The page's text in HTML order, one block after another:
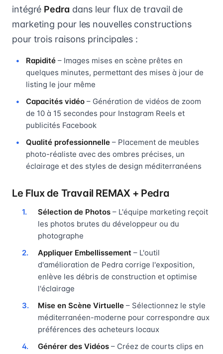
intégré Pedra dans leur flux de travail de
marketing pour les nouvelles constructions
pour trois raisons principales :
Rapidité – Images mises en scène prêtes en
quelques minutes, permettant des mises à jour de
listing le jour même
Capacités vidéo – Génération de vidéos de zoom
de 10 à 15 secondes pour Instagram Reels et
publicités Facebook
Qualité professionnelle – Placement de meubles
photo-réaliste avec des ombres précises, un
éclairage et des styles de design méditerranéens
Le Flux de Travail REMAX + Pedra
Sélection de Photos – L'équipe marketing reçoit
les photos brutes du développeur ou du
photographe
Appliquer Embellissement – L'outil
d'amélioration de Pedra corrige l'exposition,
enlève les débris de construction et optimise
l'éclairage
Mise en Scène Virtuelle – Sélectionnez le style
méditerranéen-moderne pour correspondre aux
préférences des acheteurs locaux
Générer des Vidéos – Créez de courts clips en